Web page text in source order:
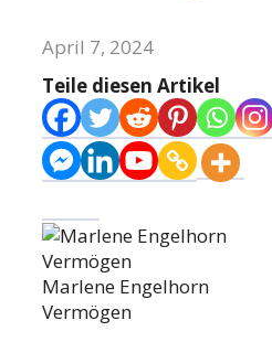
April 7, 2024
Teile diesen Artikel
Marlene Engelhorn
Vermögen